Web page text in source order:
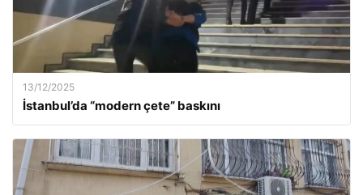
13/12/2025
İstanbul’da “modern çete” baskını